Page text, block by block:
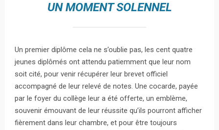
UN MOMENT SOLENNEL
Un premier diplôme cela ne s’oublie pas, les cent quatre
jeunes diplômés ont attendu patiemment que leur nom
soit cité, pour venir récupérer leur brevet officiel
accompagné de leur relevé de notes. Une cocarde, payée
par le foyer du collège leur a été offerte, un emblème,
souvenir émouvant de leur réussite qu’ils pourront afficher
fièrement dans leur chambre, et pour être toujours